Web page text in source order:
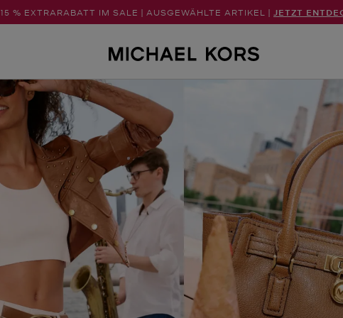
15 % EXTRARABATT IM SALE | AUSGEWÄHLTE ARTIKEL | JETZT